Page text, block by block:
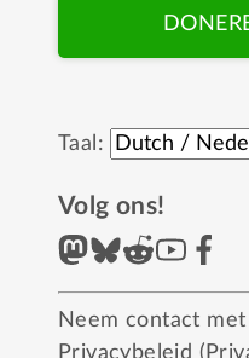
Taal:
Volg ons!
Neem contact
Privacybeleid